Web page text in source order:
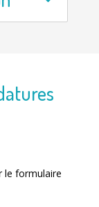
le formulaire